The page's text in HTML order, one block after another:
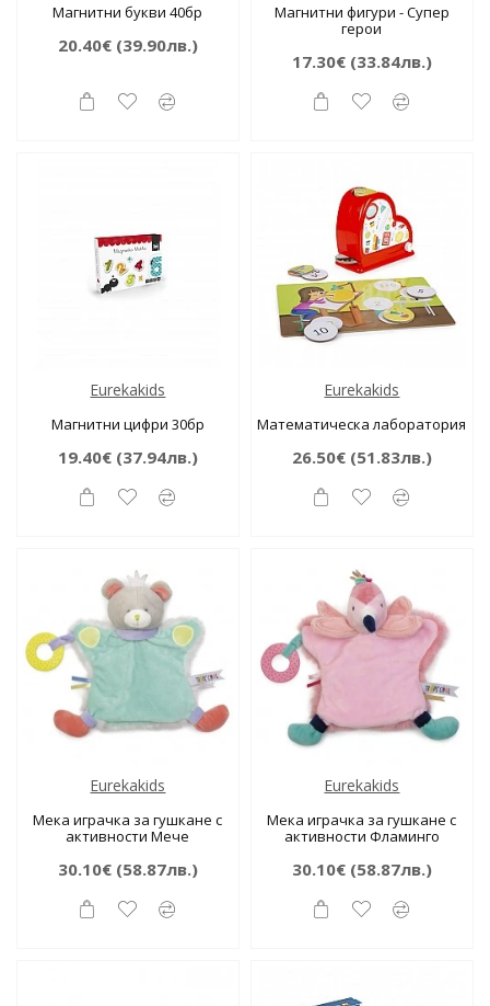
Магнитни букви 40бр
20.40€(39.90лв.)
Магнитни фигури - Супер
герои
17.30€(33.84лв.)
Eurekakids
Магнитни цифри 30бр
19.40€(37.94лв.)
Eurekakids
Математическа лаборатория
26.50€(51.83лв.)
Eurekakids
Мека играчка за гушкане с
активности Мече
30.10€(58.87лв.)
Eurekakids
Мека играчка за гушкане с
активности Фламинго
30.10€(58.87лв.)